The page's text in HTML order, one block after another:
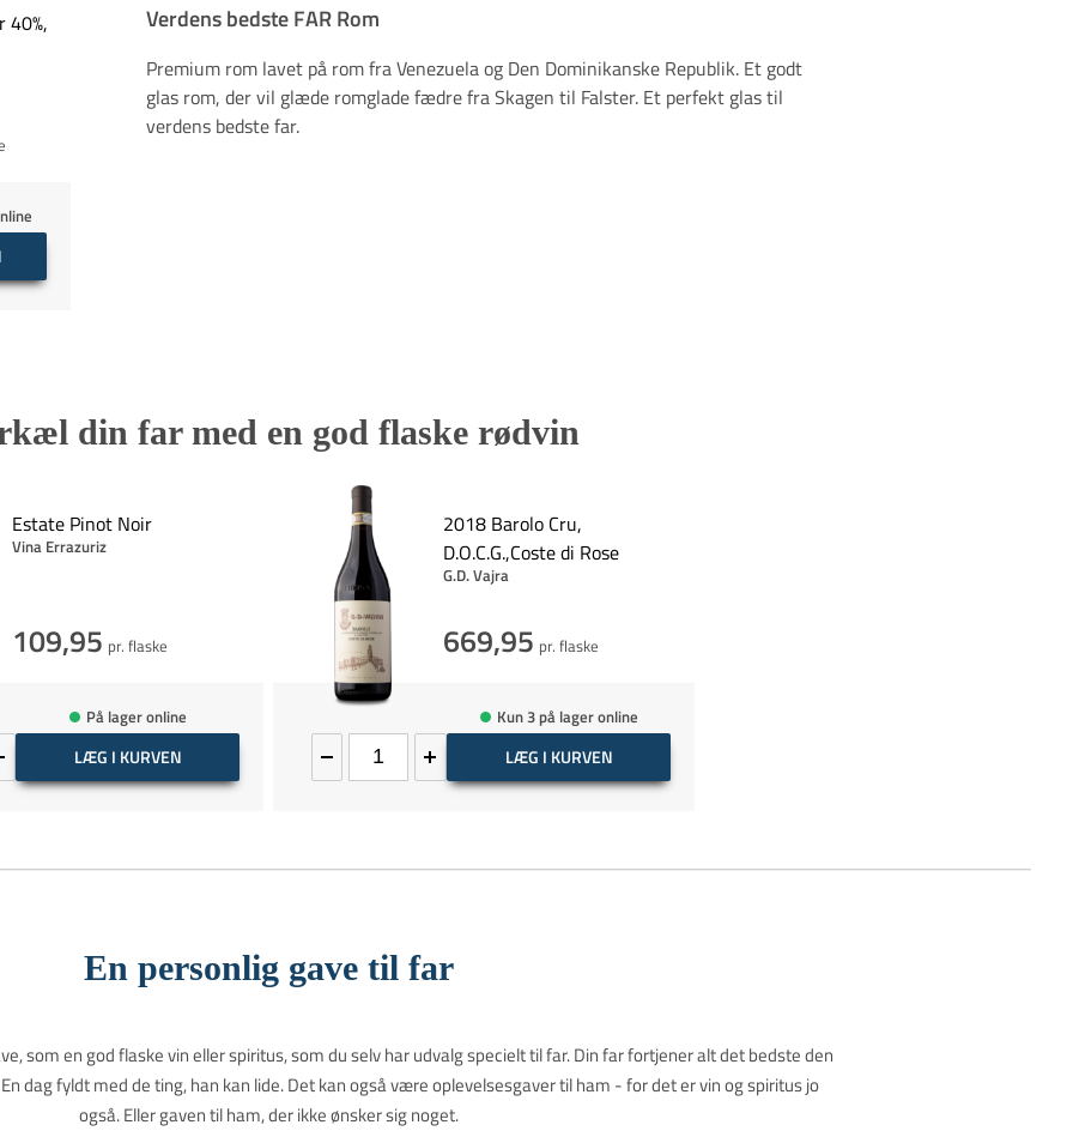
40%, Verdens bedste FAR Rom
Premium rom lavet på rom fra Venezuela og Den Dominikanske Republik. Et godt
glas rom, der vil glæde romglade fædre fra Skagen til Falster. Et perfekt glas til
verdens bedste far.
din far med en god flaske rødvin
Estate Pinot Noir
Vina Errazuriz
109,95 pr. flaske
På lager online
LÆG I KURVEN
2018 Barolo Cru,
D.O.C.G.,Coste di Rose
G.D. Vajra
669,95 pr. flaske
Kun 3 på lager online
LÆG I KURVEN
En personlig gave til far
som en god flaske vin eller spiritus, som du selv har udvalg specielt til far. Din far fortjener alt det bedste den
dag fyldt med de ting, han kan lide. Det kan også være oplevelsesgaver til ham - for det er vin og spiritus jo
også. Eller gaven til ham, der ikke ønsker sig noget.